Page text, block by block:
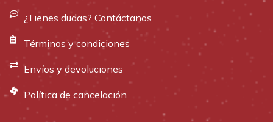
¿Tienes dudas? Contáctanos
Términos y condiciones
Envíos y devoluciones
Política de cancelación